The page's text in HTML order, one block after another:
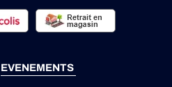
EVENEMENTS